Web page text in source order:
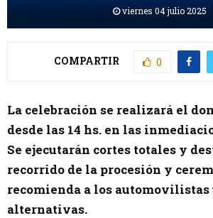
viernes 04 julio 2025
COMPARTIR 0
La celebración se realizará el
desde las 14 hs. en las
Se ejecutarán cortes totales y
recorrido de la procesión y
recomienda a los
alternativas.